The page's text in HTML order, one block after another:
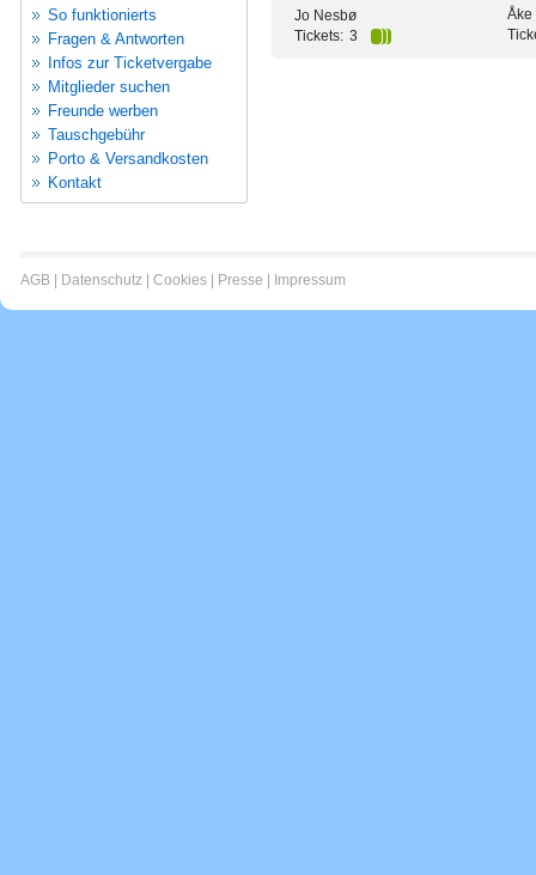
So funktionierts
Fragen & Antworten
Infos zur Ticketvergabe
Mitglieder suchen
Freunde werben
Tauschgebühr
Porto & Versandkosten
Kontakt
Jo Nesbø
Tickets: 3
Åke
AGB Datenschutz Cookies Presse Impressum